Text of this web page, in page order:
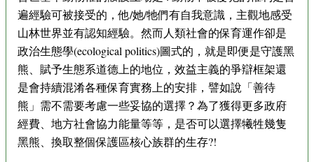
遍經驗可被接受的，他/她/牠們有自我意識，主觀地感受
山林世界並有認知經驗。然而人類社會的保育運作卻是
政治生態學(ecological politics)圖式的，就是即便是守護黑
熊、賦予生態系道德上的地位，效益主義的爭辯框架還
是會持續混淆各種保育實務上的安排，譬如說「善待
熊」需不需要考慮一些妥協的選擇？為了獲得更多政府
經費、地方社會協力能量等等，是否可以選擇犧牲幾隻
黑熊、換取整個保護區核心族群的生存?!